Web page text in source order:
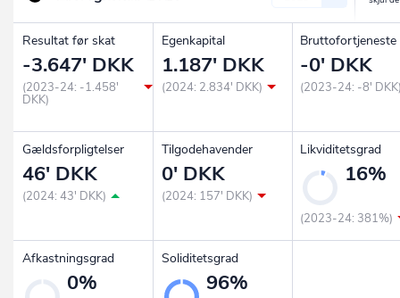
Resultat før skat
-3.647' DKK
(2023-24: -1.458'
DKK)
Egenkapital
1.187' DKK
(2024: 2.834' DKK)
Bruttofortjeneste
-0' DKK
(2023-24: -8'
Gældsforpligtelser
46' DKK
(2024: 43' DKK)
Tilgodehavender
0' DKK
(2024: 157' DKK)
Likviditetsgrad
16%
(2023-24: 381%)
Afkastningsgrad
0%
Soliditetsgrad
96%